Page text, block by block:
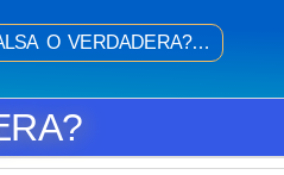
O VERDADERA?…